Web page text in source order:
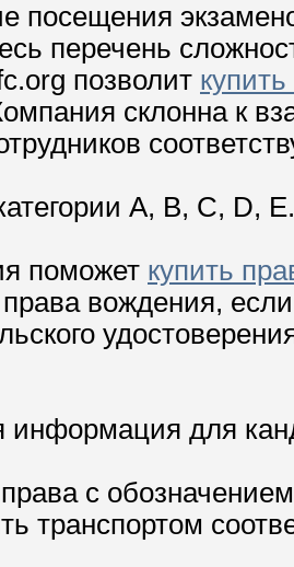
перечень
позволит
склонна к
A, B, C, D, E.
поможет купить
вождения,
информация для
с
транспортом